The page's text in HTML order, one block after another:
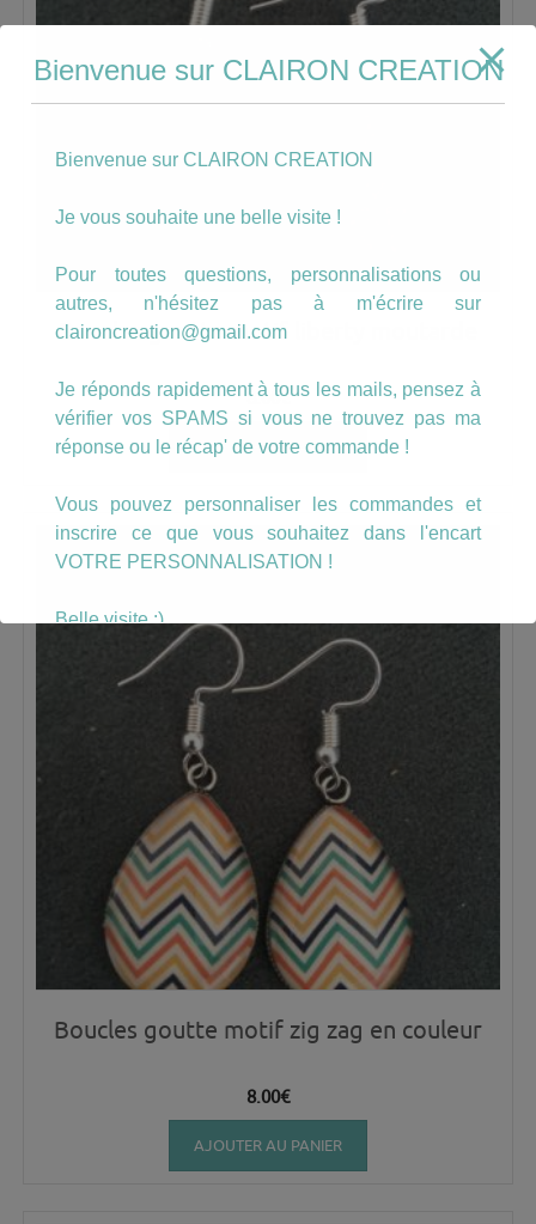
Boucles goutte motif liberty moutarde
8.00€
AJOUTER AU PANIER
Boucles goutte motif zig zag en couleur
8.00€
AJOUTER AU PANIER
Bienvenue sur CLAIRON CREATION
Bienvenue sur CLAIRON CREATION
Je vous souhaite une belle visite !
Pour toutes questions, personnalisations ou
autres, n'hésitez pas à m'écrire sur
claironcreation@gmail.com
Je réponds rapidement à tous les mails, pensez à
vérifier vos SPAMS si vous ne trouvez pas ma
réponse ou le récap' de votre commande !
Vous pouvez personnaliser les commandes et
inscrire ce que vous souhaitez dans l'encart
VOTRE PERSONNALISATION !
Belle visite :)